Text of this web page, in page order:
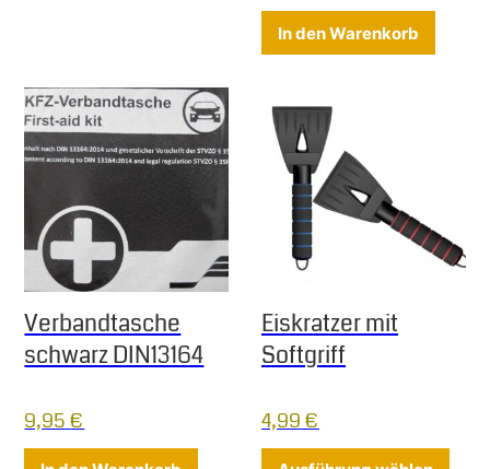
In den Warenkorb
Verbandtasche
schwarz DIN13164
9,95€
Eiskratzer mit
Softgriff
4,99€